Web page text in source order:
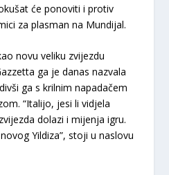
će ponoviti i protiv
za plasman na Mundijal.
novu veliku zvijezdu
ga je danas nazvala
ga s krilnim napadačem
“Italijo, jesi li vidjela
dolazi i mijenja igru.
Yildiza”, stoji u naslovu